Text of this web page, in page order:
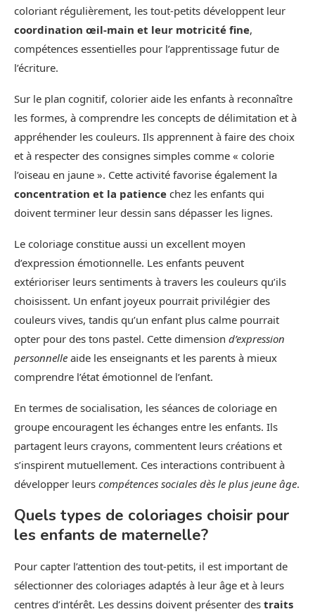
coloriant régulièrement, les tout-petits développent leur
coordination œil-main et leur motricité fine,
compétences essentielles pour l’apprentissage futur de
l’écriture.
Sur le plan cognitif, colorier aide les enfants à reconnaître
les formes, à comprendre les concepts de délimitation et à
appréhender les couleurs. Ils apprennent à faire des choix
et à respecter des consignes simples comme « colorie
l’oiseau en jaune ». Cette activité favorise également la
concentration et la patience chez les enfants qui
doivent terminer leur dessin sans dépasser les lignes.
Le coloriage constitue aussi un excellent moyen
d’expression émotionnelle. Les enfants peuvent
extérioriser leurs sentiments à travers les couleurs qu’ils
choisissent. Un enfant joyeux pourrait privilégier des
couleurs vives, tandis qu’un enfant plus calme pourrait
opter pour des tons pastel. Cette dimension d’expression
personnelle aide les enseignants et les parents à mieux
comprendre l’état émotionnel de l’enfant.
En termes de socialisation, les séances de coloriage en
groupe encouragent les échanges entre les enfants. Ils
partagent leurs crayons, commentent leurs créations et
s’inspirent mutuellement. Ces interactions contribuent à
développer leurs compétences sociales dès le plus jeune âge.
Quels types de coloriages choisir pour
les enfants de maternelle?
Pour capter l’attention des tout-petits, il est important de
sélectionner des coloriages adaptés à leur âge et à leurs
centres d’intérêt. Les dessins doivent présenter des traits